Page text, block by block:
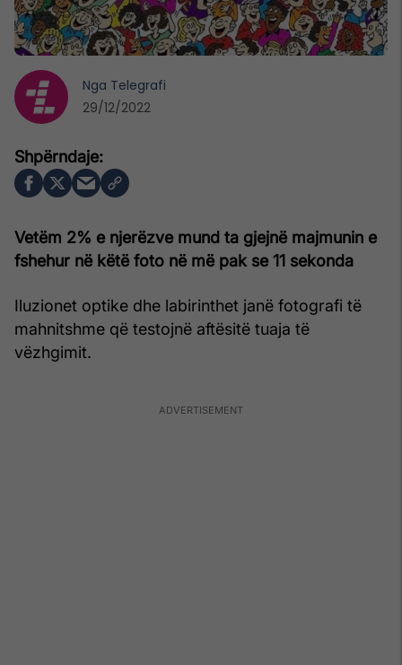
Vetëm 2% e njerëzve mund ta gjejnë majmunin e
fshehur në këtë foto në më pak se 11 sekonda
Iluzionet optike dhe labirinthet janë fotografi të
mahnitshme që testojnë aftësitë tuaja të
vëzhgimit.
Nga Telegrafi
29/12/2022